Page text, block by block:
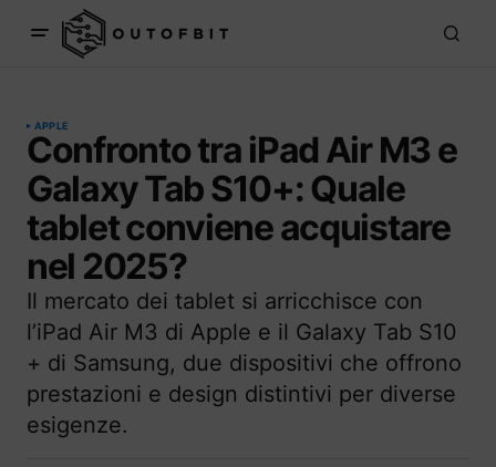
APPLE
Confronto tra iPad Air M3 e
Galaxy Tab S10+: Quale
tablet conviene acquistare
nel 2025?
Il mercato dei tablet si arricchisce con
l’iPad Air M3 di Apple e il Galaxy Tab S10
+ di Samsung, due dispositivi che offrono
prestazioni e design distintivi per diverse
esigenze.